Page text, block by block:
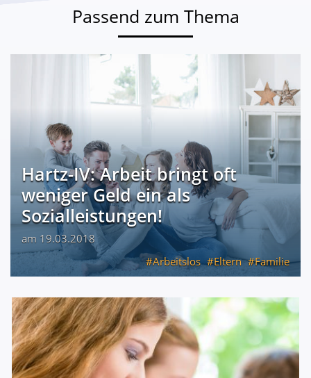
Passend zum Thema
Hartz-IV: Arbeit bringt oft
weniger Geld ein als
Sozialleistungen!
am 19.03.2018
Arbeitslos
Eltern Familie